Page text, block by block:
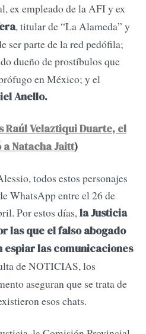
ex empleado de la AFI y ex
, titular de “La Alameda” y
ser parte de la red pedófila;
dueño de prostíbulos que
en México; y el
Anello.
Raúl Velaztiqui Duarte, el
Natacha Jaitt)
todos estos personajes
WhatsApp entre el 26 de
Por estos días,la Justicia
las que el falso abogado
espiar las comunicaciones
de NOTICIAS, los
aseguran que se trata de
esos chats.